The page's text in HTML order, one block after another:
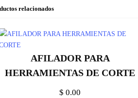
relacionados
AFILADOR PARA
HERRAMIENTAS DE CORTE
$ 0.00